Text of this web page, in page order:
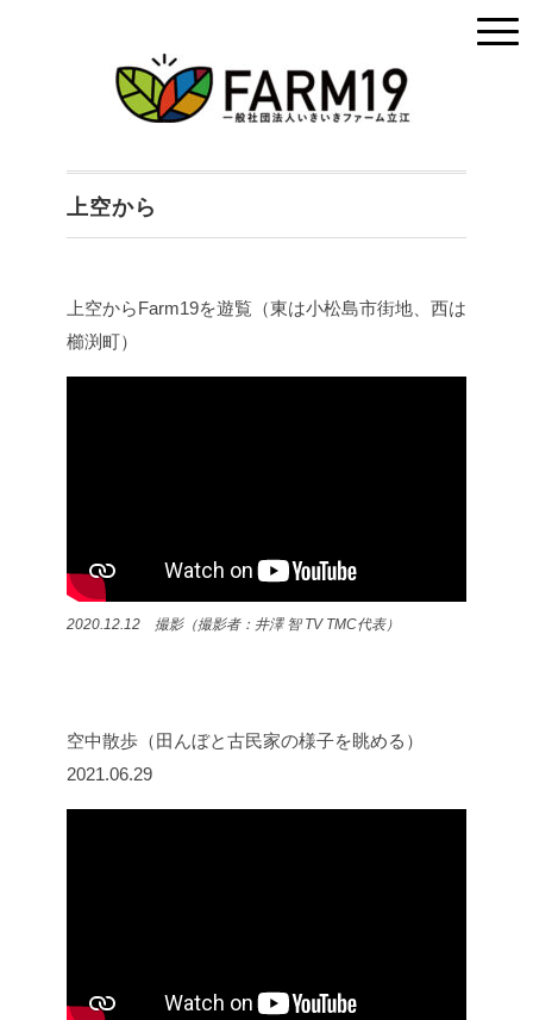
上空から
上空からFarm19を遊覧（東は小松島市街地、西は
櫛渕町）
2020.12.12 撮影（撮影者：井澤 智 TV TMC代表）
空中散歩（田んぼと古民家の様子を眺める）
2021.06.29